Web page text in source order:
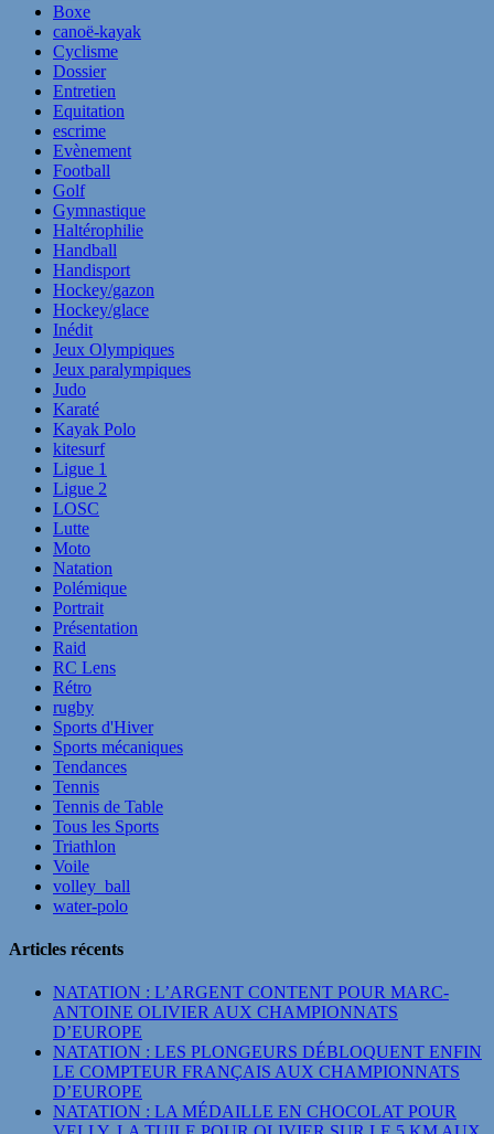
Boxe
canoë-kayak
Cyclisme
Dossier
Entretien
Equitation
escrime
Evènement
Football
Golf
Gymnastique
Haltérophilie
Handball
Handisport
Hockey/gazon
Hockey/glace
Inédit
Jeux Olympiques
Jeux paralympiques
Judo
Karaté
Kayak Polo
kitesurf
Ligue 1
Ligue 2
LOSC
Lutte
Moto
Natation
Polémique
Portrait
Présentation
Raid
RC Lens
Rétro
rugby
Sports d'Hiver
Sports mécaniques
Tendances
Tennis
Tennis de Table
Tous les Sports
Triathlon
Voile
volley_ball
water-polo
Articles récents
NATATION : L’ARGENT CONTENT POUR MARC-
ANTOINE OLIVIER AUX CHAMPIONNATS
D’EUROPE
NATATION : LES PLONGEURS DÉBLOQUENT ENFIN
LE COMPTEUR FRANÇAIS AUX CHAMPIONNATS
D’EUROPE
NATATION : LA MÉDAILLE EN CHOCOLAT POUR